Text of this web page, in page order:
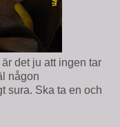
det ju att ingen tar
någon
sura. Ska ta en och